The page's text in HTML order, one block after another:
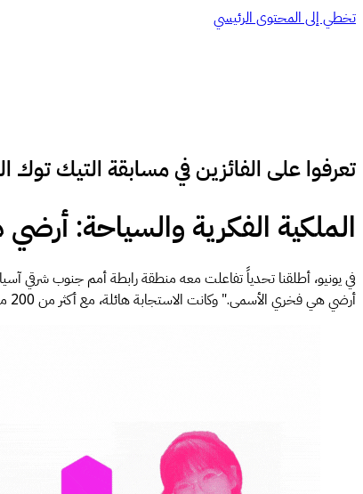
تخطي إلى المحتوى الرئيسي
تعرفوا على الفائزين في مسابقة التيك توك
الملكية الفكرية والسياحة:
في يونيو، أطلقنا تحدياً تفاعلت معه منطقة رابطة أمم جنوب شرقي
أرضي هي فخري الأسمى." وكانت الاستجابة هائلة، مع أكثر من 200 مشاركة و 20 مليون مشاهدة من بروناي وكمبوديا وإندونيسيا ولاوس وماليزيا والفلبين وسنغافورة وتايلاند وفيتنام.